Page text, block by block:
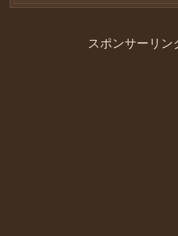
ことに感謝できる
てリフレッシュで
スポンサーリン